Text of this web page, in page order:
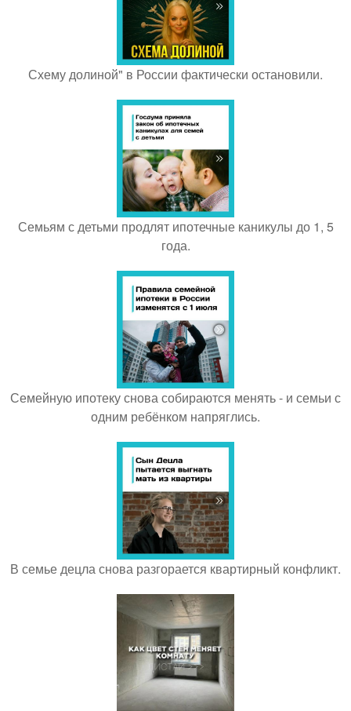
Схему долиной" в России фактически остановили.
Семьям с детьми продлят ипотечные каникулы до 1, 5
года.
Семейную ипотеку снова собираются менять - и семьи с
одним ребёнком напряглись.
В семье децла снова разгорается квартирный конфликт.